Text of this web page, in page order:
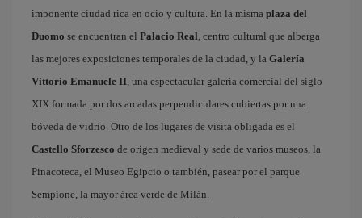
imponente ciudad rica en ocio y cultura. En la misma plaza del
Duomo se encuentran el Palacio Real, centro cultural que alberga
las mejores exposiciones temporales de la ciudad, y la Galería
Vittorio Emanuele II, una espectacular galería comercial del siglo
XIX formada por dos arcadas perpendiculares cubiertas por una
bóveda de vidrio. Otro de los lugares de visita obligada es el
Castello Sforzesco de origen medieval y sede de varios museos, la
Pinacoteca, el Museo Egipcio o también, pasear por el parque
Sempione, la mayor área verde de Milán.